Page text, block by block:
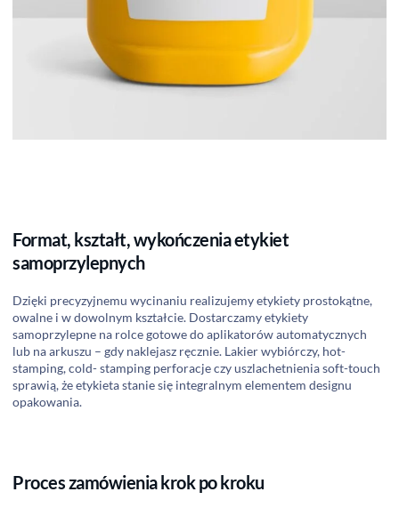
Format, kształt, wykończenia etykiet
samoprzylepnych
Dzięki precyzyjnemu wycinaniu realizujemy etykiety prostokątne,
owalne i w dowolnym kształcie. Dostarczamy etykiety
samoprzylepne na rolce gotowe do aplikatorów automatycznych
lub na arkuszu – gdy naklejasz ręcznie. Lakier wybiórczy, hot-
stamping, cold- stamping perforacje czy uszlachetnienia soft-touch
sprawią, że etykieta stanie się integralnym elementem designu
opakowania.
Proces zamówienia krok po kroku